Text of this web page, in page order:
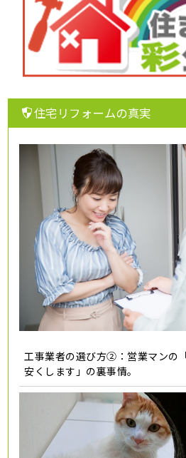
住宅リフォームの真実
工事業者の選び方②：営業マンの
安くします」の裏事情。